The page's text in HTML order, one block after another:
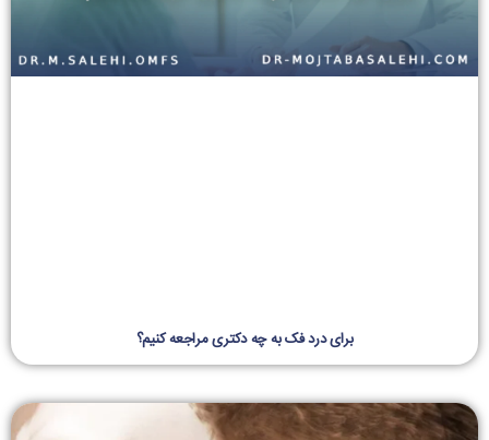
برای درد فک به چه دکتری مراجعه کنیم؟